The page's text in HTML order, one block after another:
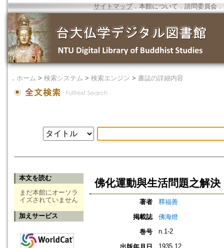
サイトマップ．本館について ． 諮問委員会 ．
． ホーム > 検索システム > 検索エンジン > 書誌の詳細内容
本文を読む
まだ本館にオーソラ
イズされていません
加えサービス
佛化運動與生活問題之解決
著者
釋福善
掲載誌
佛海燈
巻号
n.1-2
1935.12